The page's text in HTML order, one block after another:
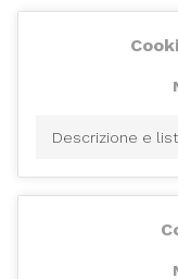
Descrizione e